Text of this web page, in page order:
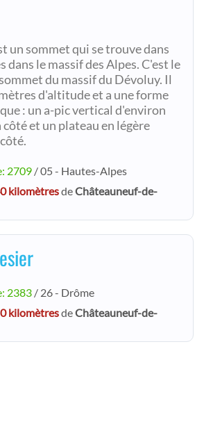
un sommet qui se trouve dans
dans le massif des Alpes. C'est le
du massif du Dévoluy. Il
d'altitude et a une forme
: un a-pic vertical d'environ
et un plateau en légère
2709 / 05 - Hautes-Alpes
kilomètresdeChâteauneuf-de-
2383 / 26 - Drôme
kilomètresdeChâteauneuf-de-